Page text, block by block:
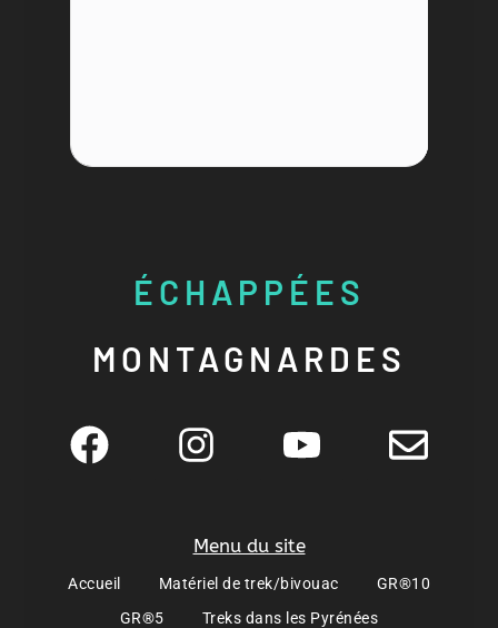
ÉCHAPPÉES
MONTAGNARDES
Menu du site
Accueil Matériel de trek/bivouac
GR®10
GR®5
Treks dans les Pyrénées